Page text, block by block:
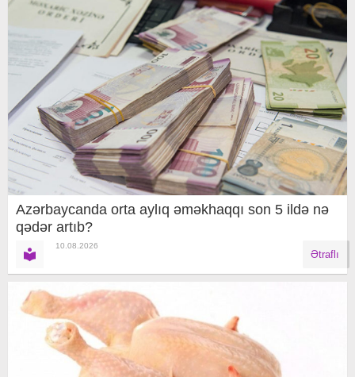
Azərbaycanda orta aylıq əməkhaqqı son 5 ildə nə
qədər artıb?
10.08.2026
Ətraflı